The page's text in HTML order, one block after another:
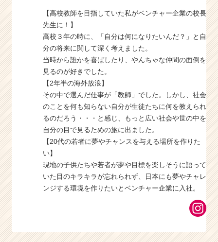
【高校教師を目指していた私がベンチャー企業の校長
先生に！】
高校３年の時に、「自分は何になりたいんだ？」と自
分の将来に関して深く考えました。
当時から誰かを喜ばしたり、やんちゃな仲間の面倒を
見るのが好きでした。
【2年半の海外放浪】
その中で選んだ仕事が「教師」でした。しかし、社会
のことを何も知らない自分が生徒たちに何を教えられ
るのだろう・・・と感じ、もっと広い社会や世の中を
自分の目で見るための旅に出ました。
【20代の若者に夢やチャンスを与える場所を作りた
い】
現地の子供たちや若者が夢や目標を楽しそうに語って
いた目のキラキラが忘れられず、日本にも夢やチャレ
ンジする環境を作りたいとベンチャー企業に入社。